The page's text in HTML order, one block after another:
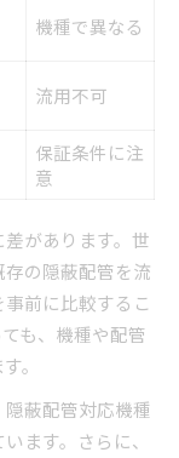
機種で異なる
流用不可
保証条件に注
意
があります。世
の隠蔽配管を流
前に比較するこ
も、機種や配管
。
蔽配管対応機種
ます。さらに、